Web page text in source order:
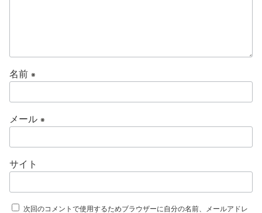
名前 ※
メール ※
サイト
次回のコメントで使用するためブラウザーに自分の名前、メールアドレ